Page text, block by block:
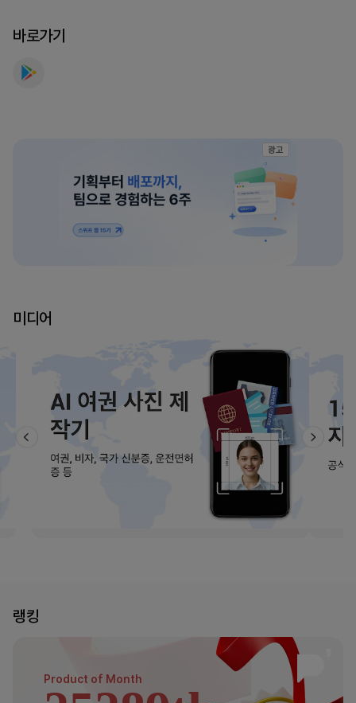
바로가기
광고
미디어
랭킹
Product of Month